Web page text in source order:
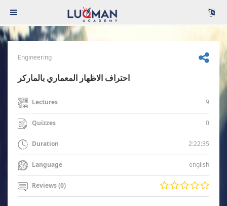
Engineering
احتراف الاظهار المعماري بالماركر
Lectures 9
Quizzes 0
Duration 2:22:35
Language english
Reviews (0)